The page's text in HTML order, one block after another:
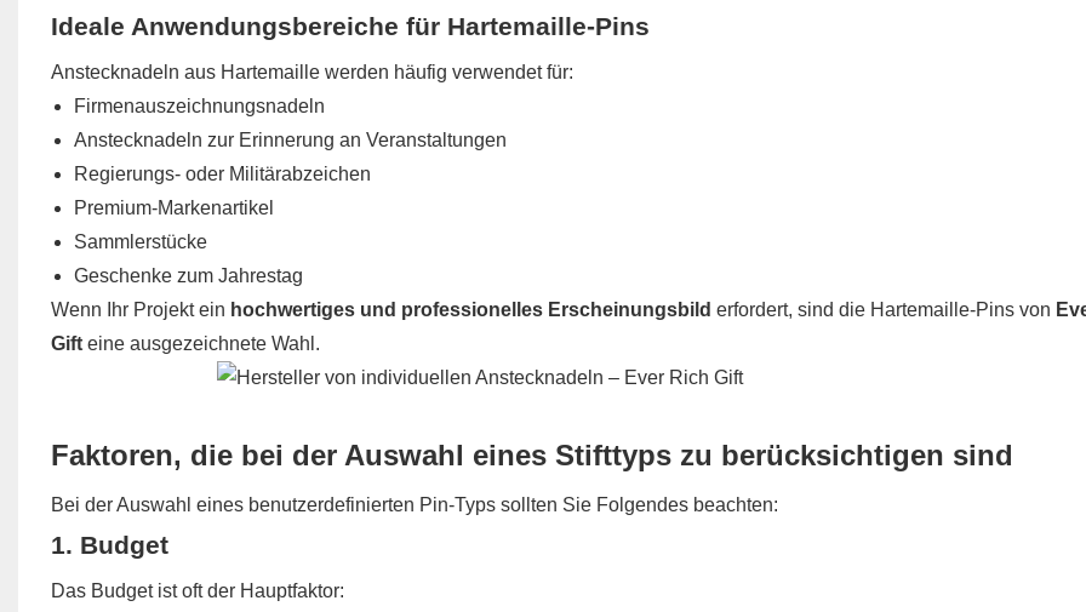
Ideale Anwendungsbereiche für Hartemaille-Pins
Anstecknadeln aus Hartemaille werden häufig verwendet für:
Firmenauszeichnungsnadeln
Anstecknadeln zur Erinnerung an Veranstaltungen
Regierungs- oder Militärabzeichen
Premium-Markenartikel
Sammlerstücke
Geschenke zum Jahrestag
Wenn Ihr Projekt ein hochwertiges und professionelles Erscheinungsbild erfordert, sind die Hartemaille-Pins von
Gifteine ausgezeichnete Wahl.
Faktoren, die bei der Auswahl eines Stifttyps zu berücksichtigen sind
Bei der Auswahl eines benutzerdefinierten Pin-Typs sollten Sie Folgendes beachten:
1. Budget
Das Budget ist oft der Hauptfaktor: